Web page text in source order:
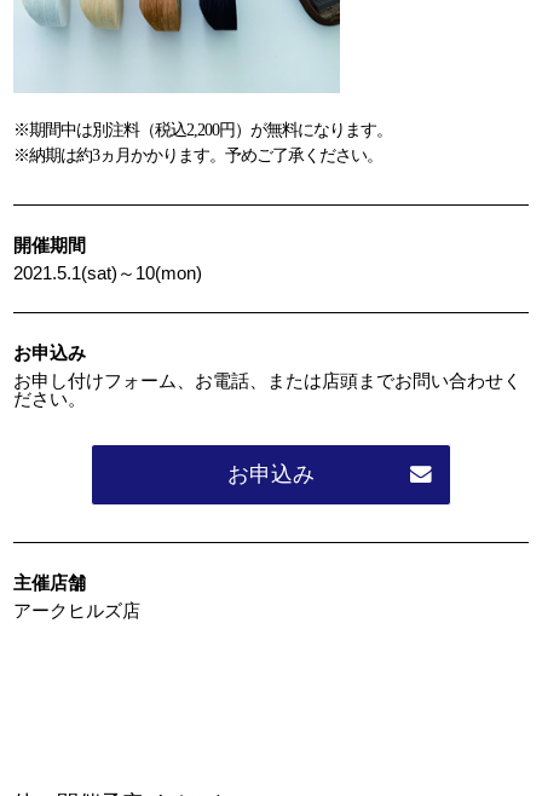
※期間中は別注料（税込2,200円）が無料になります。
※納期は約3ヵ月かかります。予めご了承ください。
開催期間
2021.5.1(sat)～10(mon)
お申込み
お申し付けフォーム、お電話、または店頭までお問い合わせく
ださい。
お申込み
主催店舗
アークヒルズ店